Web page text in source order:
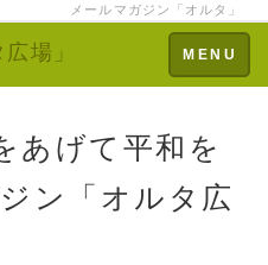
る メールマガジン「オルタ」
Toggle
navigation
MENU
場」
あげて平和を
ン「オルタ広